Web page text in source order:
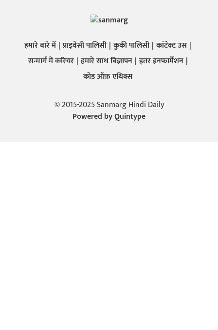
हमारे बारे में प्राइवेसी पालिसी कुकी पालिसी कांटेक्ट उस
सन्मार्ग में करियर हमारे साथ बिज्ञापन इतर इनफार्मेशन
कोड ऑफ़ एथिक्स
© 2015-2025 Sanmarg Hindi Daily
Powered byQuintype